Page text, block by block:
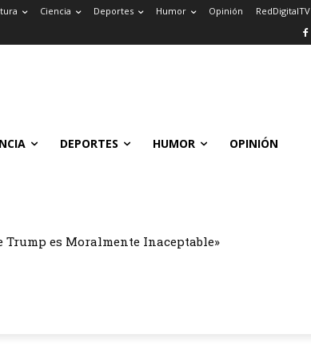
Ciencia Deportes Humor Opinión RedDigitalTV
DEPORTES HUMOR OPINIÓN
Trump es Moralmente Inaceptable»